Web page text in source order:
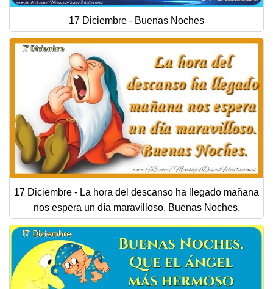
17 Diciembre - Buenas Noches
17 Diciembre - La hora del descanso ha llegado mañana
nos espera un día maravilloso. Buenas Noches.